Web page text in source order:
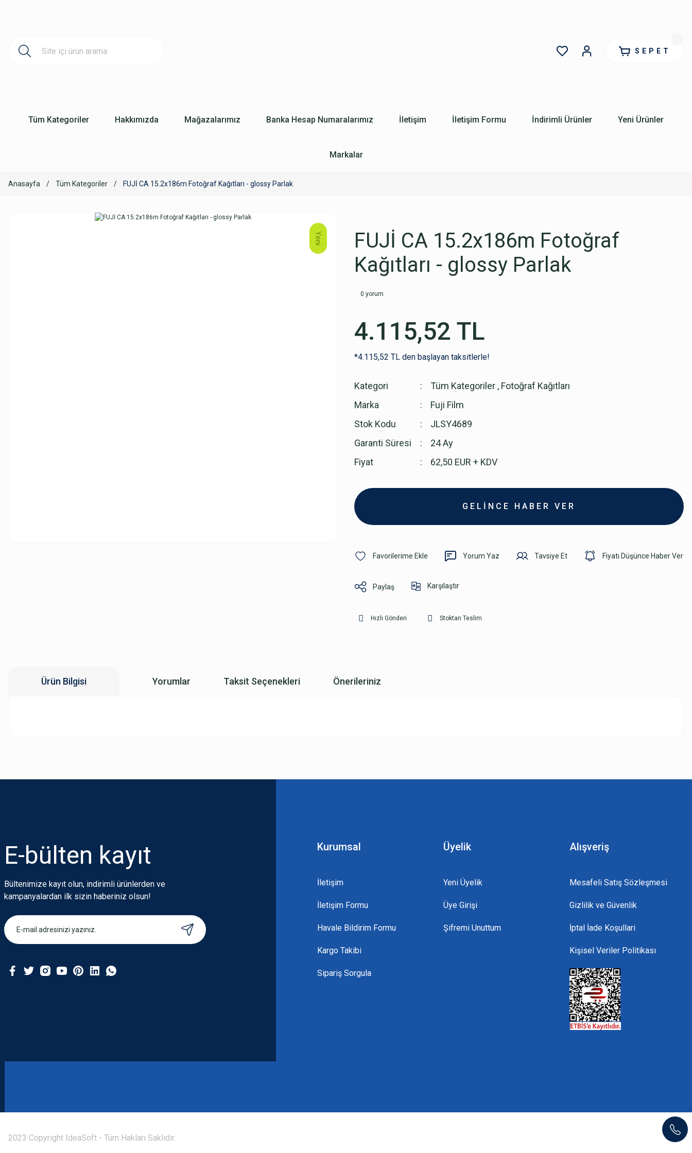
SEPET
Tüm Kategoriler Hakkımızda Mağazalarımız Banka Hesap Numaralarımız İletişim İletişim Formu İndirimli Ürünler Yeni Ürünler
Markalar
Anasayfa Tüm Kategoriler FUJİ CA 15.2x186m Fotoğraf Kağıtları - glossy Parlak
Yeni
FUJİ CA 15.2x186m Fotoğraf
Kağıtları - glossy Parlak
0 yorum
4.115,52 TL
*4.115,52 TL den başlayan taksitlerle!
Kategori Tüm Kategoriler , Fotoğraf Kağıtları
Marka
Fuji Film
Stok Kodu
JLSY4689
Garanti Süresi
24 Ay
Fiyat
62,50 EUR + KDV
GELİNCE HABER VER
Yorum Yaz Tavsiye Et Fiyatı Düşünce Haber Ver
Paylaş Karşılaştır
Hızlı Gönderi Stoktan Teslim
Ürün Bilgisi Yorumlar Taksit Seçenekleri Önerileriniz
Bu ürüne ilk yorumu siz yapın!
Bu ürüne benzer farklı alternatifler olmalı.
Gönder
E-bülten kayıt
Bültenimize kayıt olun, indirimli ürünlerden ve
kampanyalardan ilk sizin haberiniz olsun!
Kurumsal
İletişim
İletişim Formu
Havale Bildirim Formu
Kargo Takibi
Sipariş Sorgula
Üyelik
Yeni Üyelik
Üye Girişi
Şifremi Unuttum
Alışveriş
Mesafeli Satış Sözleşmesi
Gizlilik ve Güvenlik
İptal İade Koşullari
Kişisel Veriler Politikası
2023 Copyright IdeaSoft - Tüm Hakları Saklıdır.